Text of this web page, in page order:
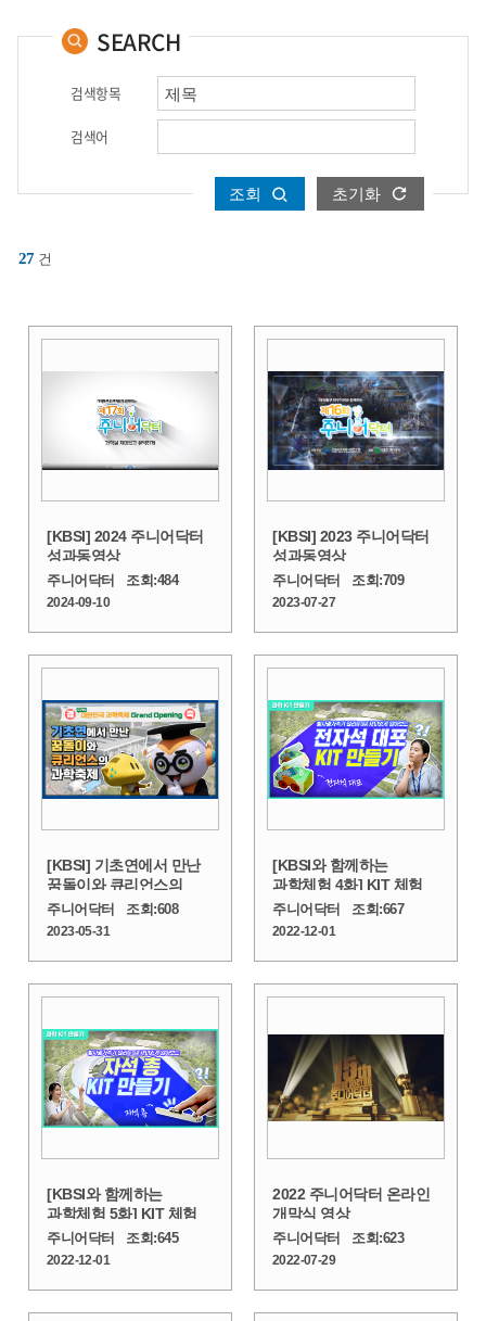
SEARCH
검색항목
검색어
조회 초기화
27 건
[KBSI] 2024 주니어닥터
성과동영상
주니어닥터 조회:484
2024-09-10
[KBSI] 2023 주니어닥터
성과동영상
주니어닥터 조회:709
2023-07-27
[KBSI] 기초연에서 만난
꿈돌이와 큐리언스의
과학축제
주니어닥터 조회:608
2023-05-31
[KBSI와 함께하는
과학체험 4화] KIT 체험_
전자석대포
주니어닥터 조회:667
2022-12-01
[KBSI와 함께하는
과학체험 5화] KIT 체험_
자석 총
주니어닥터 조회:645
2022-12-01
2022 주니어닥터 온라인
개막식 영상
주니어닥터 조회:623
2022-07-29